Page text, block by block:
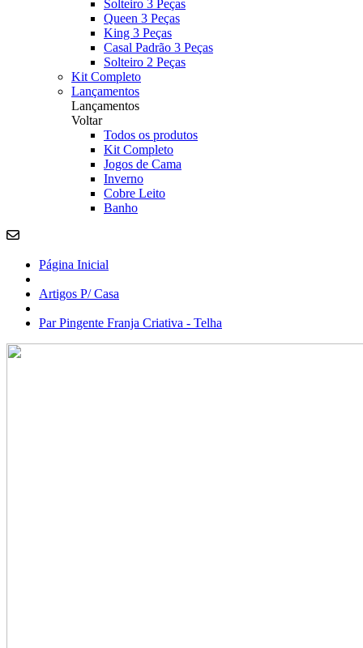
Solteiro 3 Peças
Queen 3 Peças
King 3 Peças
Casal Padrão 3 Peças
Solteiro 2 Peças
Kit Completo
Lançamentos
Lançamentos
Voltar
Todos os produtos
Kit Completo
Jogos de Cama
Inverno
Cobre Leito
Banho
Página Inicial
Artigos P/ Casa
Par Pingente Franja Criativa - Telha